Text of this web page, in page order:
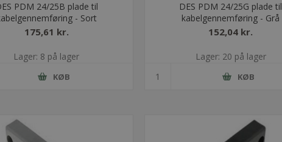
PDM 24/25B plade til
- Sort
175,61 kr.
Lager: 8 på lager
KØB
DES PDM 24/25G plade til
kabelgennemføring - Grå
152,04 kr.
Lager: 20 på lager
KØB